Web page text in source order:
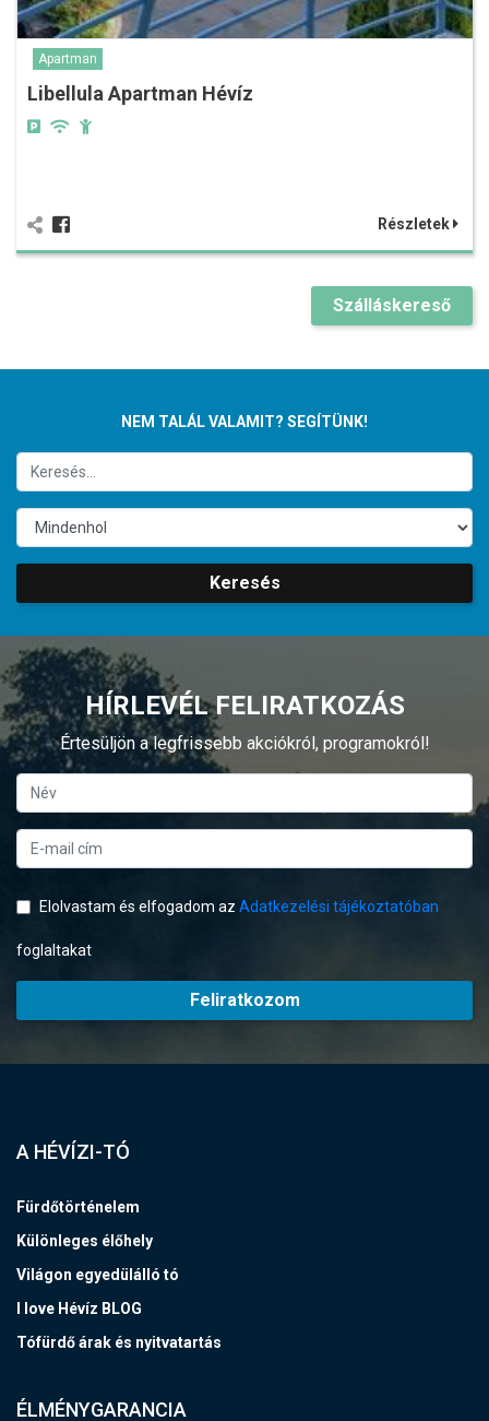
Apartman
Libellula Apartman Hévíz
Részletek
Szálláskereső
NEM TALÁL VALAMIT? SEGÍTÜNK!
Keresés
HÍRLEVÉL FELIRATKOZÁS
Értesüljön a legfrissebb akciókról, programokról!
Elolvastam és elfogadom az Adatkezelési tájékoztatóban
foglaltakat
Feliratkozom
A HÉVÍZI-TÓ
Fürdőtörténelem
Különleges élőhely
Világon egyedülálló tó
I love Hévíz BLOG
Tófürdő árak és nyitvatartás
ÉLMÉNYGARANCIA